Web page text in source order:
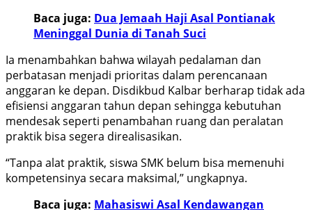
Baca juga: Dua Jemaah Haji Asal Pontianak
Meninggal Dunia di Tanah Suci
Ia menambahkan bahwa wilayah pedalaman dan
perbatasan menjadi prioritas dalam perencanaan
anggaran ke depan. Disdikbud Kalbar berharap tidak ada
efisiensi anggaran tahun depan sehingga kebutuhan
mendesak seperti penambahan ruang dan peralatan
praktik bisa segera direalisasikan.
“Tanpa alat praktik, siswa SMK belum bisa memenuhi
kompetensinya secara maksimal,” ungkapnya.
Baca juga: Mahasiswi Asal Kendawangan